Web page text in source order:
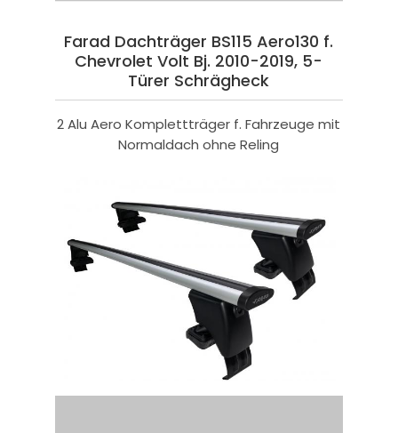
Farad Dachträger BS115 Aero130 f.
Chevrolet Volt Bj. 2010-2019, 5-
Türer Schrägheck
2 Alu Aero Komplettträger f. Fahrzeuge mit
Normaldach ohne Reling